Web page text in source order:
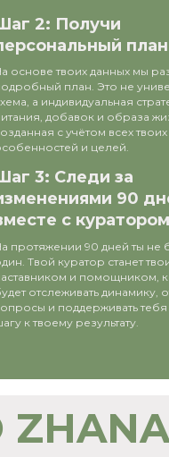
2: Получи
основе твоих данных мы
план. Это не
а индивидуальная
добавок и образа
с учётом всех твоих
и целей.
протяжении 90 дней ты не
Твой куратор станет
и помощником,
отслеживать динамику,
и поддерживать
к твоему результату.
3: Следи за
90
с